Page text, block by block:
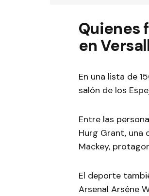
Quienes
en
En una lista de
salón de los
Entre las
Hurg Grant, una
Mackey,
El deporte
Arsenal Arséne